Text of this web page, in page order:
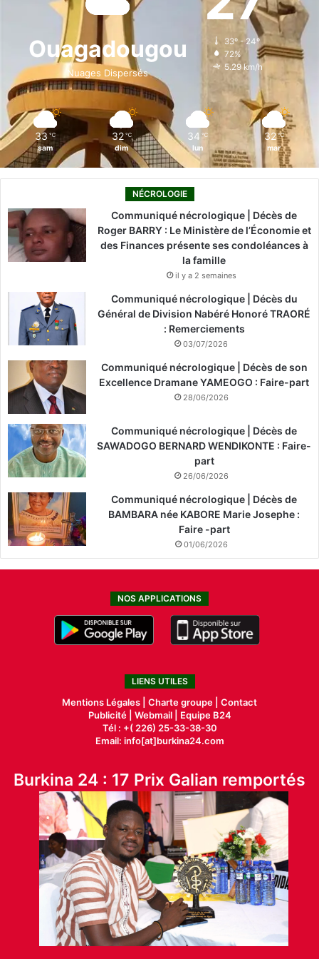
b
o
k
i
n
a
g
r
o
k
Ouagadougou
Nuages Dispersés
33º - 24º
72%
5.29 km/h
33 ℃
sam
32 ℃
dim
34 ℃
lun
32 ℃
mar
NÉCROLOGIE
Communiqué nécrologique | Décès de
Roger BARRY : Le Ministère de l’Économie et
des Finances présente ses condoléances à
la famille
il y a 2 semaines
Communiqué nécrologique | Décès du
Général de Division Nabéré Honoré TRAORÉ
: Remerciements
03/07/2026
Communiqué nécrologique | Décès de son
Excellence Dramane YAMEOGO : Faire-part
28/06/2026
Communiqué nécrologique | Décès de
SAWADOGO BERNARD WENDIKONTE : Faire-
part
26/06/2026
Communiqué nécrologique | Décès de
BAMBARA née KABORE Marie Josephe :
Faire -part
01/06/2026
NOS APPLICATIONS
LIENS UTILES
Mentions Légales | Charte groupe | Contact
Publicité| Webmail |
Equipe B24
Tél : +( 226) 25-33-38-30
Email: info[at]burkina24.com
Burkina 24 : 17 Prix Galian remportés